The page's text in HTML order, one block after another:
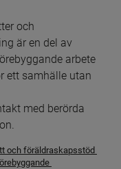
och
är en del av
arbete
ett samhälle utan
med berörda
och föräldraskapsstöd